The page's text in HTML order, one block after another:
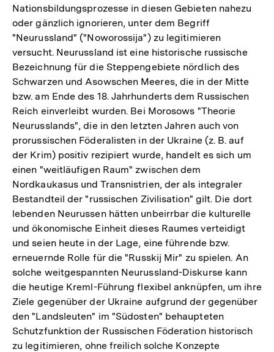
Nationsbildungsprozesse in diesen Gebieten nahezu
oder gänzlich ignorieren, unter dem Begriff
"Neurussland" ("Noworossija") zu legitimieren
versucht. Neurussland ist eine historische russische
Bezeichnung für die Steppengebiete nördlich des
Schwarzen und Asowschen Meeres, die in der Mitte
bzw. am Ende des 18. Jahrhunderts dem Russischen
Reich einverleibt wurden. Bei Morosows "Theorie
Neurusslands", die in den letzten Jahren auch von
prorussischen Föderalisten in der Ukraine (z. B. auf
der Krim) positiv rezipiert wurde, handelt es sich um
einen "weitläufigen Raum" zwischen dem
Nordkaukasus und Transnistrien, der als integraler
Bestandteil der "russischen Zivilisation" gilt. Die dort
lebenden Neurussen hätten unbeirrbar die kulturelle
und ökonomische Einheit dieses Raumes verteidigt
und seien heute in der Lage, eine führende bzw.
erneuernde Rolle für die "Russkij Mir" zu spielen. An
solche weitgespannten Neurussland-Diskurse kann
die heutige Kreml-Führung flexibel anknüpfen, um ihre
Ziele gegenüber der Ukraine aufgrund der gegenüber
den "Landsleuten" im "Südosten" behaupteten
Schutzfunktion der Russischen Föderation historisch
zu legitimieren, ohne freilich solche Konzepte